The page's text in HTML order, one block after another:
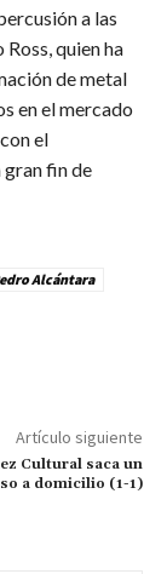
a las
quien ha
de metal
en el mercado
el
gran fin de
Alcántara
Artículo siguiente
Cultural saca un
a domicilio (1-1)